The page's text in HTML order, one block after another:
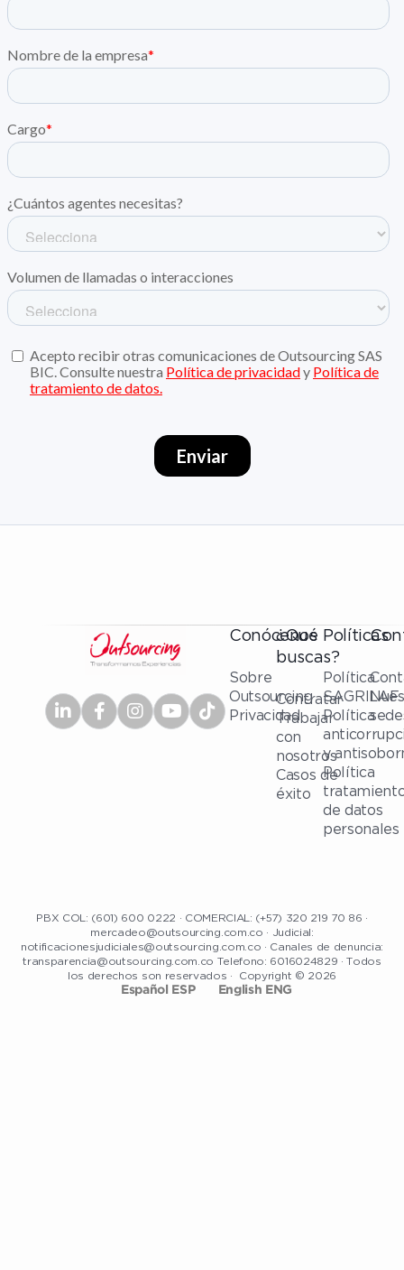
Conócenos
Sobre
Outsourcing
Privacidad
¿Qué
buscas?
Contratar
Trabajar
con
nosotros
Casos de
éxito
Políticas
Política
SAGRILAF
Política
y
Política
de datos
personales
PBX COL: (601) 600 0222 · COMERCIAL: (+57) 320 219 70 86 ·
mercadeo@outsourcing.com.co · Judicial:
notificacionesjudiciales@outsourcing.com.co · Canales de denuncia:
transparencia@outsourcing.com.co Telefono: 6016024829 · Todos
los derechos son reservados · Copyright © 2026
Español ESP English ENG